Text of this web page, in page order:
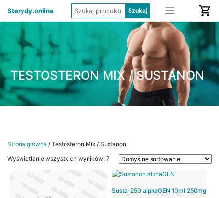
Sterydy.online
TESTOSTERON MIX / SUSTANON
Strona główna / Testosteron Mix / Sustanon
Wyświetlanie wszystkich wyników: 7
Susta-250 alphaGEN 10ml 250mg